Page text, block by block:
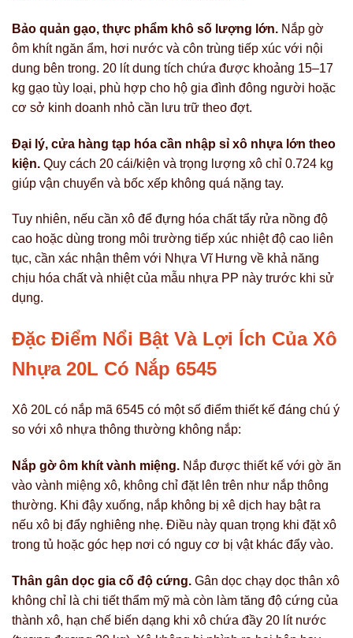
Bảo quản gạo, thực phẩm khô số lượng lớn. Nắp gờ
ôm khít ngăn ẩm, hơi nước và côn trùng tiếp xúc với nội
dung bên trong. 20 lít dung tích chứa được khoảng 15–17
kg gạo tùy loại, phù hợp cho hộ gia đình đông người hoặc
cơ sở kinh doanh nhỏ cần lưu trữ theo đợt.
Đại lý, cửa hàng tạp hóa cần nhập sỉ xô nhựa lớn theo
kiện. Quy cách 20 cái/kiện và trọng lượng xô chỉ 0.724 kg
giúp vận chuyển và bốc xếp không quá nặng tay.
Tuy nhiên, nếu cần xô để đựng hóa chất tẩy rửa nồng độ
cao hoặc dùng trong môi trường tiếp xúc nhiệt độ cao liên
tục, cần xác nhận thêm với Nhựa Vĩ Hưng về khả năng
chịu hóa chất và nhiệt của mẫu nhựa PP này trước khi sử
dụng.
Đặc Điểm Nổi Bật Và Lợi Ích Của Xô
Nhựa 20L Có Nắp 6545
Xô 20L có nắp mã 6545 có một số điểm thiết kế đáng chú ý
so với xô nhựa thông thường không nắp:
Nắp gờ ôm khít vành miệng. Nắp được thiết kế với gờ ăn
vào vành miệng xô, không chỉ đặt lên trên như nắp thông
thường. Khi đậy xuống, nắp không bị xê dịch hay bật ra
nếu xô bị đẩy nghiêng nhẹ. Điều này quan trọng khi đặt xô
trong tủ hoặc góc hẹp nơi có nguy cơ bị vật khác đẩy vào.
Thân gân dọc gia cố độ cứng. Gân dọc chạy dọc thân xô
không chỉ là chi tiết thẩm mỹ mà còn làm tăng độ cứng của
thành xô, hạn chế biến dạng khi xô chứa đầy 20 lít nước